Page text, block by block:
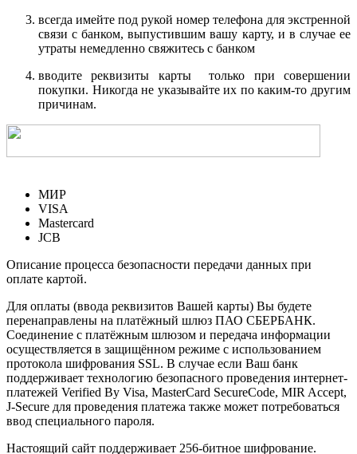
всегда имейте под рукой номер телефона для экстренной
связи с банком, выпустившим вашу карту, и в случае ее
утраты немедленно свяжитесь с банком
вводите реквизиты карты только при совершении
покупки. Никогда не указывайте их по каким-то другим
причинам.
МИР
VISA
Mastercard
JCB
Описание процесса безопасности передачи данных при
оплате картой.
Для оплаты (ввода реквизитов Вашей карты) Вы будете
перенаправлены на платёжный шлюз ПАО СБЕРБАНК.
Соединение с платёжным шлюзом и передача информации
осуществляется в защищённом режиме с использованием
протокола шифрования SSL. В случае если Ваш банк
поддерживает технологию безопасного проведения интернет-
платежей Verified By Visa, MasterCard SecureCode, MIR Accept,
J-Secure для проведения платежа также может потребоваться
ввод специального пароля.
Настоящий сайт поддерживает 256-битное шифрование.